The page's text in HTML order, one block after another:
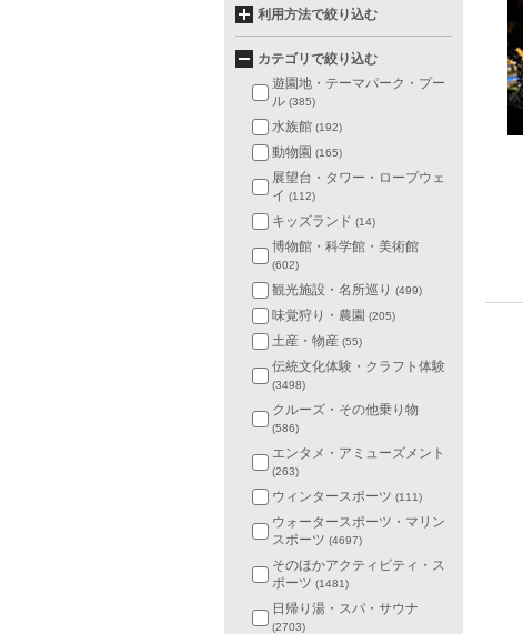
利用方法で絞り込む
カテゴリで絞り込む
遊園地・テーマパーク・プー
ル (385)
水族館 (192)
動物園 (165)
展望台・タワー・ロープウェ
イ (112)
キッズランド (14)
博物館・科学館・美術館
(602)
観光施設・名所巡り (499)
味覚狩り・農園 (205)
土産・物産 (55)
伝統文化体験・クラフト体験
(3498)
クルーズ・その他乗り物
(586)
エンタメ・アミューズメント
(263)
ウィンタースポーツ (111)
ウォータースポーツ・マリン
スポーツ (4697)
そのほかアクティビティ・ス
ポーツ (1481)
日帰り湯・スパ・サウナ
(2703)